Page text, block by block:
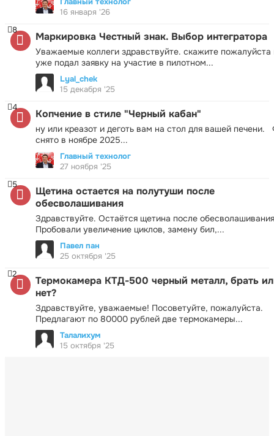
16 января '26
Маркировка Честный знак. Выбор интегратора
Уважаемые коллеги здравствуйте. скажите пожалуйста
уже подал заявку на участие в пилотном...
8
Lyal_chek
15 декабря '25
Копчение в стиле "Черный кабан"
ну или креазот и деготь вам на стол для вашей печени.
снято в ноябре 2025...
4
Главный технолог
27 ноября '25
Щетина остается на полутуши после
обесволашивания
Здравствуйте. Остаётся щетина после
Пробовали увеличение циклов, замену бил,...
5
Павел пан
25 октября '25
Термокамера КТД-500 черный металл, брать
нет?
Здравствуйте, уважаемые! Посоветуйте, пожалуйста.
Предлагают по 80000 рублей две термокамеры...
2
Талалихум
15 октября '25